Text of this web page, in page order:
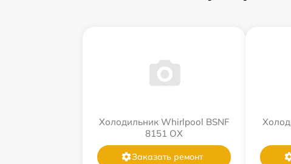
Холодильник Whirlpool BSNF
8151 OX
Заказать ремонт